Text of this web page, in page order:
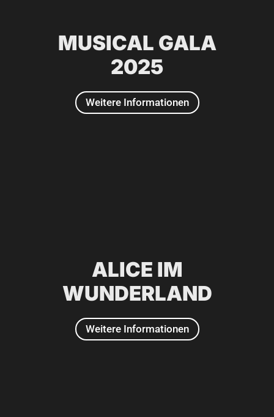
MUSICAL GALA
2025
Weitere Informationen
ALICE IM
WUNDERLAND
Weitere Informationen